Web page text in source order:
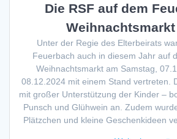
Die RSF auf dem
Weihnachtsmarkt
Unter der Regie des Elterbeirats
Feuerbach auch in diesem Jahr auf
Weihnachtsmarkt am Samstag,
08.12.2024 mit einem Stand vertreten.
mit großer Unterstützung der Kinder –
Punsch und Glühwein an. Zudem
Plätzchen und kleine Geschenkideen